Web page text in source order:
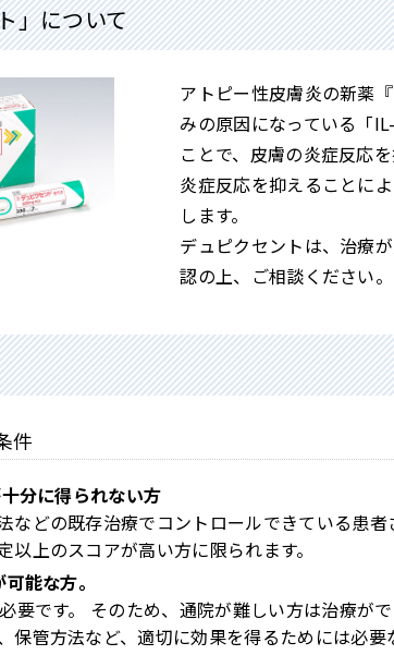
」について
アトピー性皮膚炎の新薬
みの原因になっている「
ことで、皮膚の炎症反応
炎症反応を抑えることに
します。
デュピクセントは、治療
認の上、ご相談ください。
件
分に得られない方
などの既存治療でコントロールできている患
以上のスコアが高い方に限られます。
能な方。
要です。 そのため、通院が難しい方は治療が
保管方法など、適切に効果を得るためには必要